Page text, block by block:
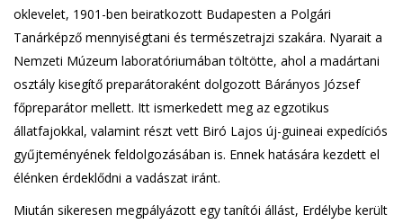
oklevelet, 1901-ben beiratkozott Budapesten a Polgári
Tanárképző mennyiségtani és természetrajzi szakára. Nyarait a
Nemzeti Múzeum laboratóriumában töltötte, ahol a madártani
osztály kisegítő preparátoraként dolgozott Bárányos József
főpreparátor mellett. Itt ismerkedett meg az egzotikus
állatfajokkal, valamint részt vett Biró Lajos új-guineai expedíciós
gyűjteményének feldolgozásában is. Ennek hatására kezdett el
élénken érdeklődni a vadászat iránt.
Miután sikeresen megpályázott egy tanítói állást, Erdélybe került